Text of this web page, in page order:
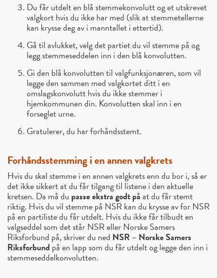
Du får utdelt en blå stemmekonvolutt og et utskrevet
valgkort hvis du ikke har med (slik at stemmetellerne
kan krysse deg av i manntallet i ettertid).
Gå til avlukket, velg det partiet du vil stemme på og
legg stemmeseddelen inn i den blå konvolutten.
Gi den blå konvolutten til valgfunksjonæren, som vil
legge den sammen med valgkortet ditt i en
omslagskonvolutt hvis du ikke stemmer i
hjemkommunen din. Konvolutten skal inn i en
forseglet urne.
Gratulerer, du har forhåndsstemt.
Forhåndsstemming i en annen valgkrets
Hvis du skal stemme i en annen valgkrets enn du bor i, så er
det ikke sikkert at du får tilgang til listene i den aktuelle
kretsen. Da må du passe ekstra godt påat du får stemt
riktig. Hvis du vil stemme på NSR kan du krysse av for NSR
på en partiliste du får utdelt. Hvis du ikke får tilbudt en
valgseddel som det står NSR eller Norske Samers
Riksforbund på, skriver du ned NSR – Norske Samers
Riksforbund på en lapp som du får utdelt og legge den inn i
stemmeseddelkonvolutten.